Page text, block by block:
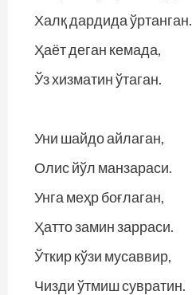
Халқ дардида ўртанган.
Ҳаёт деган кемада,
Ўз хизматин ўтаган.
Уни шайдо айлаган,
Олис йўл манзараси.
Унга меҳр боғлаган,
Ҳатто замин зарраси.
Ўткир кўзи мусаввир,
Чизди ўтмиш сувратин.